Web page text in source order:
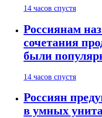
14 часов спустя
Россиянам
сочетания
были
14 часов спустя
Россиян
в умных